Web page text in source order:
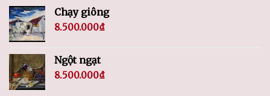
Chạy giông
8.500.000₫
Ngột ngạt
8.500.000₫